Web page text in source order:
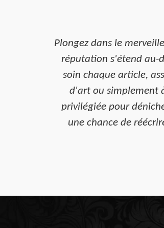
Plongez dans le
réputation s'étend au-
soin chaque article,
d'art ou simplement
privilégiée pour
une chance de